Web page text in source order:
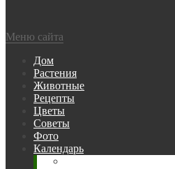
Меню сайта
Дом
Растения
Животные
Рецепты
Цветы
Советы
Фото
Календарь